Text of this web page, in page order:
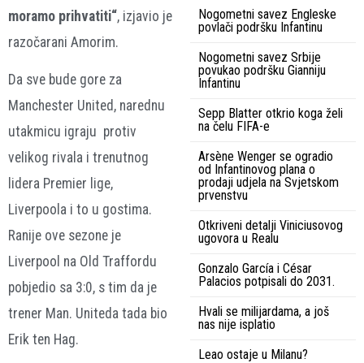
moramo prihvatiti“, izjavio je
razočarani Amorim.
Da sve bude gore za
Manchester United, narednu
utakmicu igraju protiv
velikog rivala i trenutnog
lidera Premier lige,
Liverpoola i to u gostima.
Ranije ove sezone je
Liverpool na Old Traffordu
pobjedio sa 3:0, s tim da je
trener Man. Uniteda tada bio
Erik ten Hag.
Nogometni savez Engleske
povlači podršku Infantinu
Nogometni savez Srbije
povukao podršku Gianniju
Infantinu
Sepp Blatter otkrio koga želi
na čelu FIFA-e
Arsène Wenger se ogradio
od Infantinovog plana o
prodaji udjela na Svjetskom
prvenstvu
Otkriveni detalji Viniciusovog
ugovora u Realu
Gonzalo García i César
Palacios potpisali do 2031.
Hvali se milijardama, a još
nas nije isplatio
Leao ostaje u Milanu?